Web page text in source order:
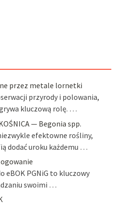
przez metale lornetki
przyrody i polowania,
kluczową rolę. …
— Begonia spp.
efektowne rośliny,
dodać uroku każdemu …
eBOK PGNiG to kluczowy
swoimi …